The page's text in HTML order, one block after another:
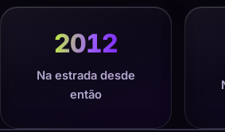
2012
Na estrada desde
então